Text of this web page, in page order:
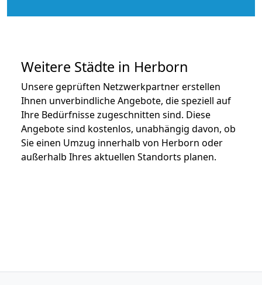
Weitere Städte in Herborn
Unsere geprüften Netzwerkpartner erstellen
Ihnen unverbindliche Angebote, die speziell auf
Ihre Bedürfnisse zugeschnitten sind. Diese
Angebote sind kostenlos, unabhängig davon, ob
Sie einen Umzug innerhalb von Herborn oder
außerhalb Ihres aktuellen Standorts planen.